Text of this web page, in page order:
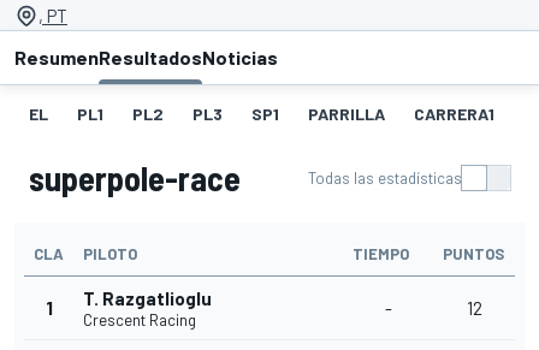
, PT
ResumenResultadosNoticias
EL PL1 PL2 PL3 SP1 PARRILLA CARRERA1
superpole-race Todas las estadísticas
CLA PILOTO TIEMPO PUNTOS
1 T. Razgatlioglu
Crescent Racing
- 12